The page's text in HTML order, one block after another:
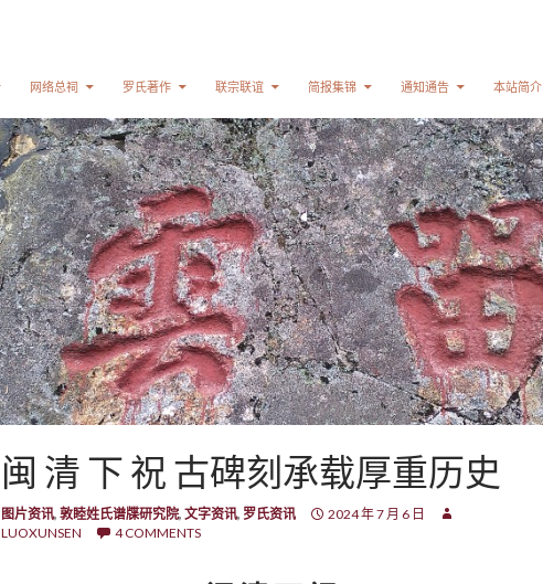
网络总祠 罗氏著作 联宗联谊 简报集锦 通知通告 本站简介
闽 清 下 祝 古碑刻承载厚重历史
图片资讯, 敦睦姓氏谱牒研究院, 文字资讯, 罗氏资讯
2024 年 7 月 6 日
LUOXUNSEN
4 COMMENTS